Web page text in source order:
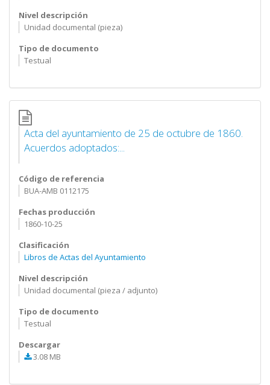
Nivel descripción
Unidad documental (pieza)
Tipo de documento
Testual
Acta del ayuntamiento de 25 de octubre de 1860.
Acuerdos adoptados:...
Código de referencia
BUA-AMB 0112175
Fechas producción
1860-10-25
Clasificación
Libros de Actas del Ayuntamiento
Nivel descripción
Unidad documental (pieza / adjunto)
Tipo de documento
Testual
Descargar
3.08 MB